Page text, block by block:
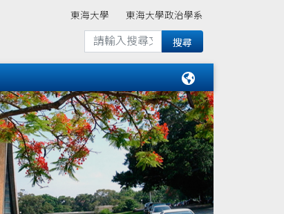
東海大學 東海大學政治學系